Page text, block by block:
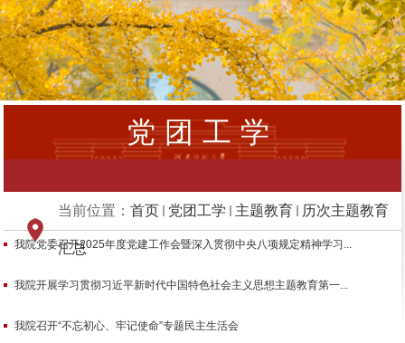
党团工学
当前位置：首页 党团工学 主题教育 历次主题教育
汇总
我院党委召开2025年度党建工作会暨深入贯彻中央八项规定精神学习...
我院开展学习贯彻习近平新时代中国特色社会主义思想主题教育第一...
我院召开“不忘初心、牢记使命”专题民主生活会